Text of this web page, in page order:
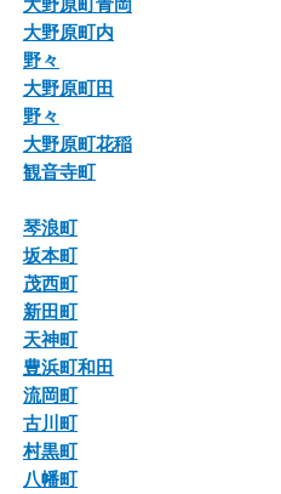
大野原町青岡
大野原町内
野々
大野原町田
野々
大野原町花稲
観音寺町
琴浪町
坂本町
茂西町
新田町
天神町
豊浜町和田
流岡町
古川町
村黒町
八幡町